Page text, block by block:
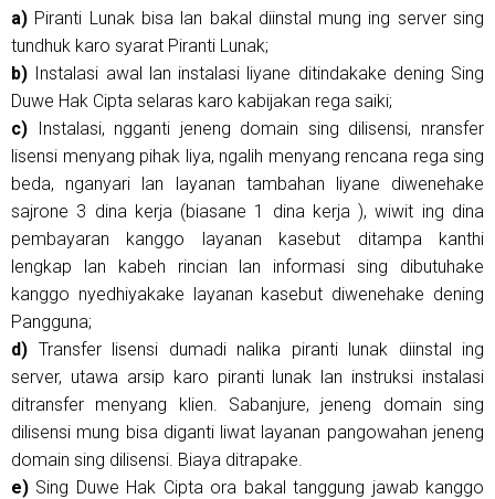
a) Piranti Lunak bisa lan bakal diinstal mung ing server sing
tundhuk karo syarat Piranti Lunak;
b) Instalasi awal lan instalasi liyane ditindakake dening Sing
Duwe Hak Cipta selaras karo kabijakan rega saiki;
c) Instalasi, ngganti jeneng domain sing dilisensi, nransfer
lisensi menyang pihak liya, ngalih menyang rencana rega sing
beda, nganyari lan layanan tambahan liyane diwenehake
sajrone 3 dina kerja (biasane 1 dina kerja ), wiwit ing dina
pembayaran kanggo layanan kasebut ditampa kanthi
lengkap lan kabeh rincian lan informasi sing dibutuhake
kanggo nyedhiyakake layanan kasebut diwenehake dening
Pangguna;
d) Transfer lisensi dumadi nalika piranti lunak diinstal ing
server, utawa arsip karo piranti lunak lan instruksi instalasi
ditransfer menyang klien. Sabanjure, jeneng domain sing
dilisensi mung bisa diganti liwat layanan pangowahan jeneng
domain sing dilisensi. Biaya ditrapake.
e) Sing Duwe Hak Cipta ora bakal tanggung jawab kanggo